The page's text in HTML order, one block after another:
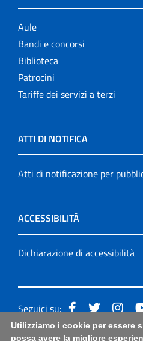
Aule
Bandi e concorsi
Biblioteca
Patrocini
Tariffe dei servizi a terzi
ATTI DI NOTIFICA
Atti di notificazione per
ACCESSIBILITÀ
Dichiarazione di accessibilità
Seguici su:
Accessibilità: form di
Utilizziamo i cookie per essere
possa avere la migliore